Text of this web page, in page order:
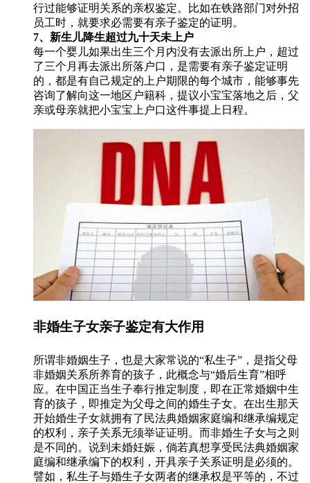
行过能够证明关系的亲权鉴定。比如在铁路部门对外招
员工时，就要求必需要有亲子鉴定的证明。
7、新生儿降生超过九十天未上户
每一个婴儿如果出生三个月内没有去派出所上户，超过
了三个月再去派出所落户口，是需要有亲子鉴定证明
的，都是有自己规定的上户期限的每个城市，能够事先
咨询了解向这一地区户籍科，提议小宝宝落地之后，父
亲或母亲就把小宝宝上户口这件事提上日程。
非婚生子女亲子鉴定有大作用
所谓非婚姻生子，也是大家常说的“私生子”，是指父母
非婚姻关系所养育的孩子，此概念与“婚后生育”相呼
应。在中国正当生子奉行推定制度，即在正常婚姻中生
育的孩子，即推定为父母之间的婚生子女。在出生那天
开始婚生子女就拥有了民法典婚姻家庭编和继承编规定
的权利，亲子关系无须举证证明。而非婚生子女与之则
是不同的。说到未婚妊娠，倘若真想享受民法典婚姻家
庭编和继承编下的权利，开具亲子关系证明是必须的。
譬如，私生子与婚生子女两者的继承权是平等的，不过